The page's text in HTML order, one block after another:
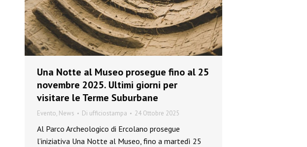
Una Notte al Museo prosegue fino al 25
novembre 2025. Ultimi giorni per
visitare le Terme Suburbane
Evento, News Di ufficiostampa 24 Ottobre 2025
Al Parco Archeologico di Ercolano prosegue
l’iniziativa Una Notte al Museo, fino a martedì 25